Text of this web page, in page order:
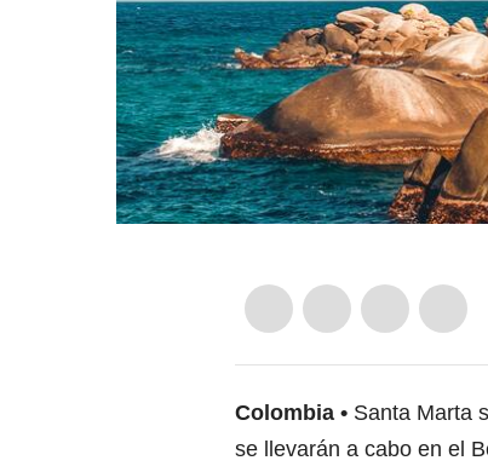
Colombia
Santa Marta
se llevarán a cabo en el